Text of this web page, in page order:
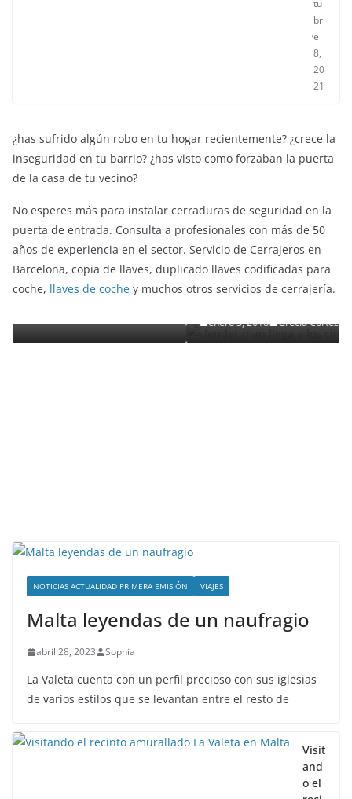
tu
br
e
8,
20
21
¿has sufrido algún robo en tu hogar recientemente? ¿crece la
inseguridad en tu barrio? ¿has visto como forzaban la puerta
de la casa de tu vecino?
No esperes más para instalar cerraduras de seguridad en la
puerta de entrada. Consulta a profesionales con más de 50
años de experiencia en el sector. Servicio de Cerrajeros en
Barcelona, copia de llaves, duplicado llaves codificadas para
coche, llaves de coche y muchos otros servicios de cerrajería.
ENTRETENIMIENTO Y CURIOSIDADES LIBROS CINE Y TV
Slender Man llega al cine y te mostramos todos
enero 3, 2018 Grecia Cortez
NOTICIAS ACTUALIDAD PRIMERA EMISIÓN VIAJES
Malta leyendas de un naufragio
La Valeta cuenta con un perfil precioso con sus iglesias
Visit
and
o el